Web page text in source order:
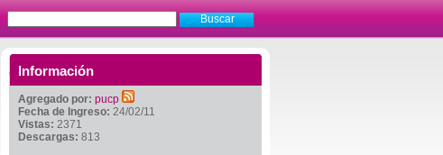
Información
Agregado por: pucp
Fecha de Ingreso: 24/02/11
Vistas: 2371
Descargas: 813